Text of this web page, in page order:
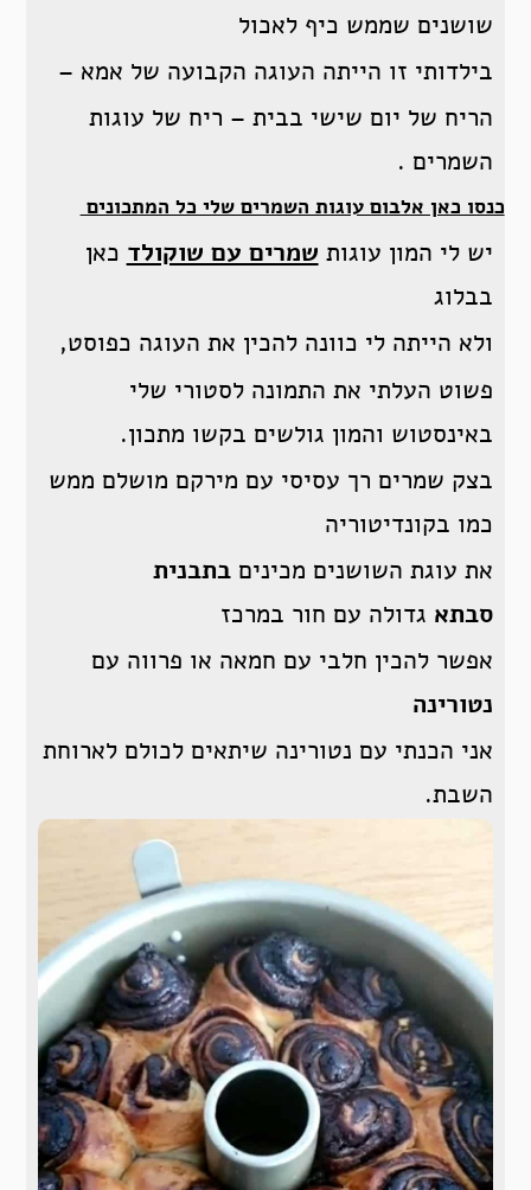
שושנים שממש כיף לאכול
בילדותי זו הייתה העוגה הקבועה של אמא –
הריח של יום שישי בבית – ריח של עוגות
השמרים .
כנסו כאן אלבום עוגות השמרים שלי כל המתכונים
יש לי המון עוגות שמרים עם שוקולד כאן
בבלוג
ולא הייתה לי כוונה להכין את העוגה כפוסט,
פשוט העלתי את התמונה לסטורי שלי
באינסטוש והמון גולשים בקשו מתכון.
בצק שמרים רך עסיסי עם מירקם מושלם ממש
כמו בקונדיטוריה
את עוגת השושנים מכיניםבתבנית
סבתא גדולה עם חור במרכז
אפשר להכין חלבי עם חמאה או פרווה עם
נטורינה
אני הכנתי עם נטורינה שיתאים לכולם לארוחת
השבת.